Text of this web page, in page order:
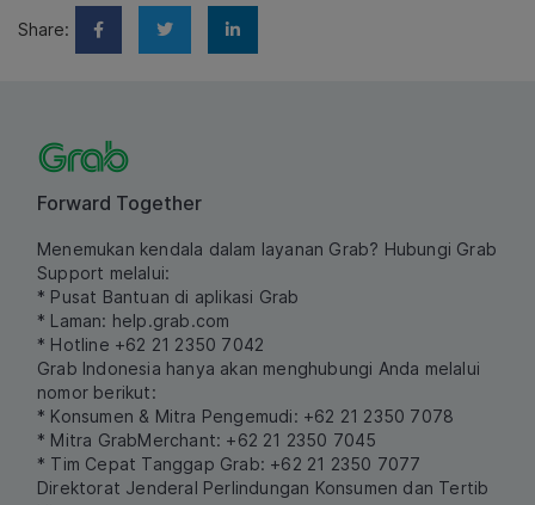
Share:
Forward Together
Menemukan kendala dalam layanan Grab? Hubungi Grab
Support melalui:
* Pusat Bantuan di aplikasi Grab
* Laman: help.grab.com
* Hotline +62 21 2350 7042
Grab Indonesia hanya akan menghubungi Anda melalui
nomor berikut:
* Konsumen & Mitra Pengemudi: +62 21 2350 7078
* Mitra GrabMerchant: +62 21 2350 7045
* Tim Cepat Tanggap Grab: +62 21 2350 7077
Direktorat Jenderal Perlindungan Konsumen dan Tertib